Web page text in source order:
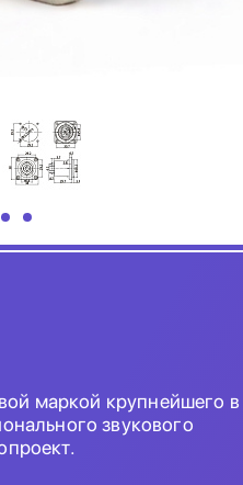
маркой крупнейшего в
звукового